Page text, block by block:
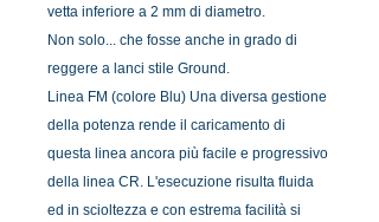
vetta inferiore a 2 mm di diametro.
Non solo... che fosse anche in grado di
reggere a lanci stile Ground.
Linea FM (colore Blu) Una diversa gestione
della potenza rende il caricamento di
questa linea ancora più facile e progressivo
della linea CR. L'esecuzione risulta fluida
ed in scioltezza e con estrema facilità si